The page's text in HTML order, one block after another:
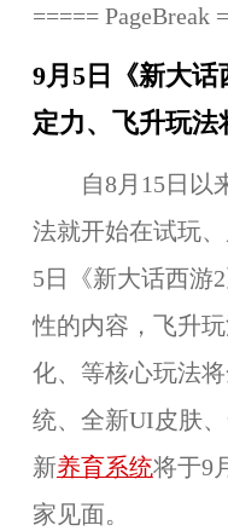
===== PageBreak
9月5日《新大
定力、飞升玩法
自8月15日以来
法就开始在试玩
5日《新大话西游
性的内容，
飞升
化、等核心玩法将
统、全新UI皮肤
新养育系统将于9
家见面。